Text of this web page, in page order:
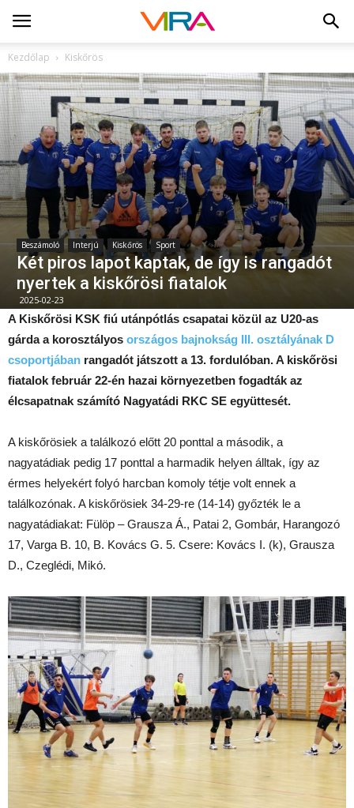
Kezdőlap Kiskőrös
Beszámoló Interjú Kiskőrös Sport
Két piros lapot kaptak, de így is rangadót
nyertek a kiskőrösi fiatalok
2025-02-23
A Kiskőrösi KSK fiú utánpótlás csapatai közül az U20-as
gárda a korosztályos országos bajnokság III. osztályának D
csoportjában rangadót játszott a 13. fordulóban. A kiskőrösi
fiatalok február 22-én hazai környezetben fogadták az
élcsapatnak számító Nagyatádi RKC SE együttesét.
A kiskőrösiek a találkozó előtt 20 ponttal a második, a
nagyatádiak pedig 17 ponttal a harmadik helyen álltak, így az
érmes helyekért folyó harcban komoly tétje volt ennek a
találkozónak. A kiskőrösiek 34-29-re (14-14) győzték le a
nagyatádiakat: Fülöp – Grausza Á., Patai 2, Gombár, Harangozó
17, Varga B. 10, B. Kovács G. 5. Csere: Kovács I. (k), Grausza
D., Czeglédi, Mikó.